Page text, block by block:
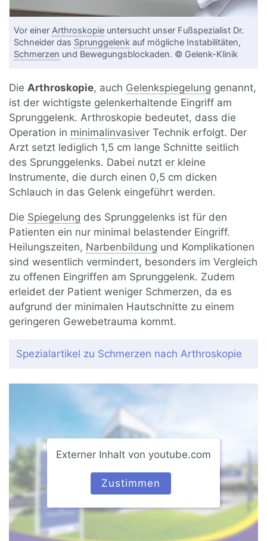
Vor einerArthroskopie untersucht unser Fußspezialist Dr.
Schneider das Sprunggelenk auf mögliche Instabilitäten,
Schmerzen und Bewegungsblockaden. © Gelenk-Klinik
Die Arthroskopie, auch Gelenkspiegelung genannt,
ist der wichtigste gelenkerhaltende Eingriff am
Sprunggelenk. Arthroskopie bedeutet, dass die
Operation in minimalinvasiver Technik erfolgt. Der
Arzt setzt lediglich 1,5 cm lange Schnitte seitlich
des Sprunggelenks. Dabei nutzt er kleine
Instrumente, die durch einen 0,5 cm dicken
Schlauch in das Gelenk eingeführt werden.
Die Spiegelung des Sprunggelenks ist für den
Patienten ein nur minimal belastender Eingriff.
Heilungszeiten, Narbenbildung und Komplikationen
sind wesentlich vermindert, besonders im Vergleich
zu offenen Eingriffen am Sprunggelenk. Zudem
erleidet der Patient weniger Schmerzen, da es
aufgrund der minimalen Hautschnitte zu einem
geringeren Gewebetrauma kommt.
Spezialartikel zu Schmerzen nach Arthroskopie
Externer Inhalt von youtube.com
Zustimmen